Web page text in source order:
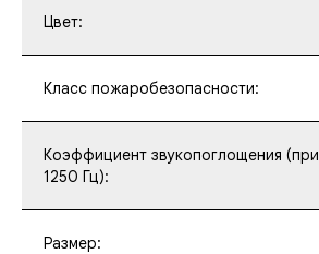
Цвет:
Класс пожаробезопасности:
Коэффициент звукопоглощения (при
1250 Гц):
Размер: